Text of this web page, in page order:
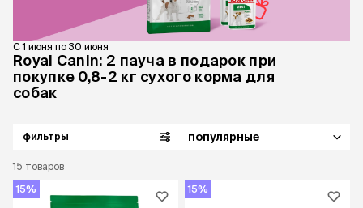
С 1 июня по 30 июня
Royal Canin: 2 пауча в подарок при
покупке 0,8-2 кг сухого корма для
собак
15 товаров
фильтры популярные
15% 15%